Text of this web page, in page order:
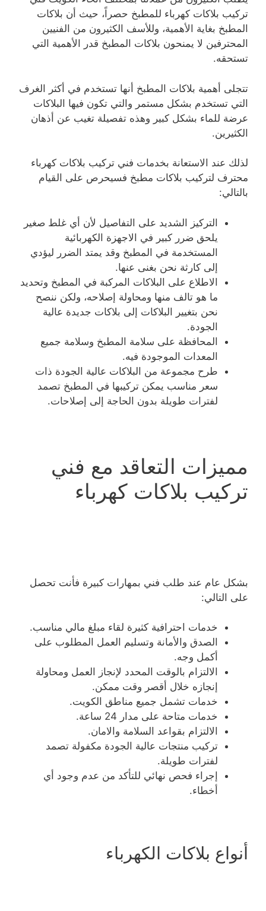
تركيب بلاكات كهرباء للمطبخ حصراً، حيث أن بلاكات
المطبخ بغاية الأهمية، وللأسف الكثيرون من الفنيين
المحترفين لا يمنحون بلاكات المطبخ قدر الأهمية التي
تستحقه.
تتجلى أهمية بلاكات المطبخ أنها تستخدم في أكثر الغرف
التي تستخدم بشكل مستمر والتي تكون فيها البلاكات
عرضة للماء بشكل كبير وهذه تفصيلة تغيب عن أذهان
الكثيرين.
لذلك عند الاستعانة بخدمات فني تركيب بلاكات كهرباء
محترف لتركيب بلاكات مطبخ فسيحرص على القيام
بالتالي:
التركيز الشديد على التفاصيل لأن أي غلط صغير
يلحق ضرر كبير في الاجهزة الكهربائية
المستخدمة في المطبخ وقد يمتد الضرر ليؤدي
إلى كارثة نحن بغنى عنها.
الاطلاع على البلاكات المركبة في المطبخ وتحديد
ما هو تالف منها ومحاولة إصلاحه، ولكن ننصح
نحن بتغيير البلاكات إلى بلاكات جديدة عالية
الجودة.
المحافظة على سلامة المطبخ وسلامة جميع
المعدات الموجودة فيه.
طرح مجموعة من البلاكات عالية الجودة ذات
سعر مناسب يمكن تركيبها في المطبخ تصمد
لفترات طويلة بدون الحاجة إلى إصلاحات.
مميزات التعاقد مع فني
تركيب بلاكات كهرباء
بشكل عام عند طلب فني بمهارات كبيرة فأنت تحصل
على التالي:
خدمات احترافية كثيرة لقاء مبلغ مالي مناسب.
الصدق والأمانة وتسليم العمل المطلوب على
أكمل وجه.
الالتزام بالوقت المحدد لإنجاز العمل ومحاولة
إنجازه خلال أقصر وقت ممكن.
خدمات تشمل جميع مناطق الكويت.
خدمات متاحة على مدار 24 ساعة.
الالتزام بقواعد السلامة والامان.
تركيب منتجات عالية الجودة مكفولة تصمد
لفترات طويلة.
إجراء فحص نهائي للتأكد من عدم وجود أي
أخطاء.
أنواع بلاكات الكهرباء